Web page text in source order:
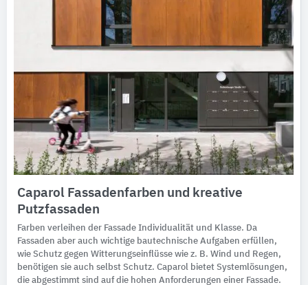
Caparol Fassadenfarben und kreative
Putzfassaden
Farben verleihen der Fassade Individualität und Klasse. Da
Fassaden aber auch wichtige bautechnische Aufgaben erfüllen,
wie Schutz gegen Witterungseinflüsse wie z. B. Wind und Regen,
benötigen sie auch selbst Schutz. Caparol bietet Systemlösungen,
die abgestimmt sind auf die hohen Anforderungen einer Fassade.